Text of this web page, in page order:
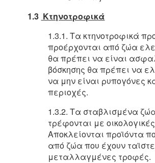
1.3 Κτηνοτροφικά
1.3.1. Τα κτηνοτροφικά
προέρχονται από ζώα
θα πρέπει να είναι
βόσκησης θα πρέπει να
να μην είναι ρυπογόνες
περιοχές.
1.3.2. Τα σταβλισμένα
τρέφονται με
Αποκλείονται προϊόντα
από ζώα που έχουν
μεταλλαγμένες τροφές.